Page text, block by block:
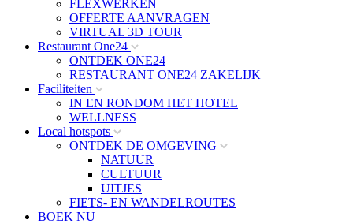
FLEXWERKEN
OFFERTE AANVRAGEN
VIRTUAL 3D TOUR
Restaurant One24
ONTDEK ONE24
RESTAURANT ONE24 ZAKELIJK
Faciliteiten
IN EN RONDOM HET HOTEL
WELLNESS
Local hotspots
ONTDEK DE OMGEVING
NATUUR
CULTUUR
UITJES
FIETS- EN WANDELROUTES
BOEK NU